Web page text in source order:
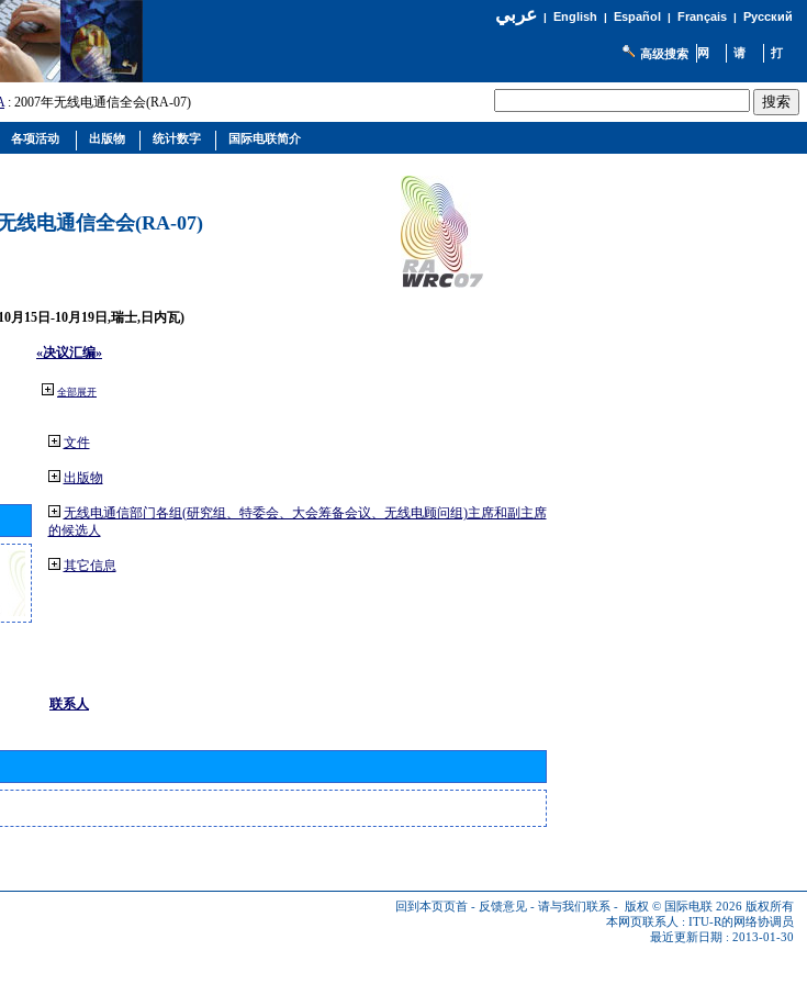
عربي| English | Español | Français| Русский
高级搜索
: 2007年无线电通信全会(RA-07)
线电通信全会(RA-07)
月15日-10月19日,瑞士,日内瓦)
«决议汇编»
全部展开
文件
出版物
无线电通信部门各组(研究组、特委会、大会筹备会议、无线电顾问组)主席和副主席
的候选人
其它信息
联系人
回到本页页首 - 反馈意见 - 请与我们联系 - 版权 © 国际电联 2026 版权所有
本网页联系人 : ITU-R的网络协调员
最近更新日期 : 2013-01-30
各项活动 出版物 统计数字 国际电联简介